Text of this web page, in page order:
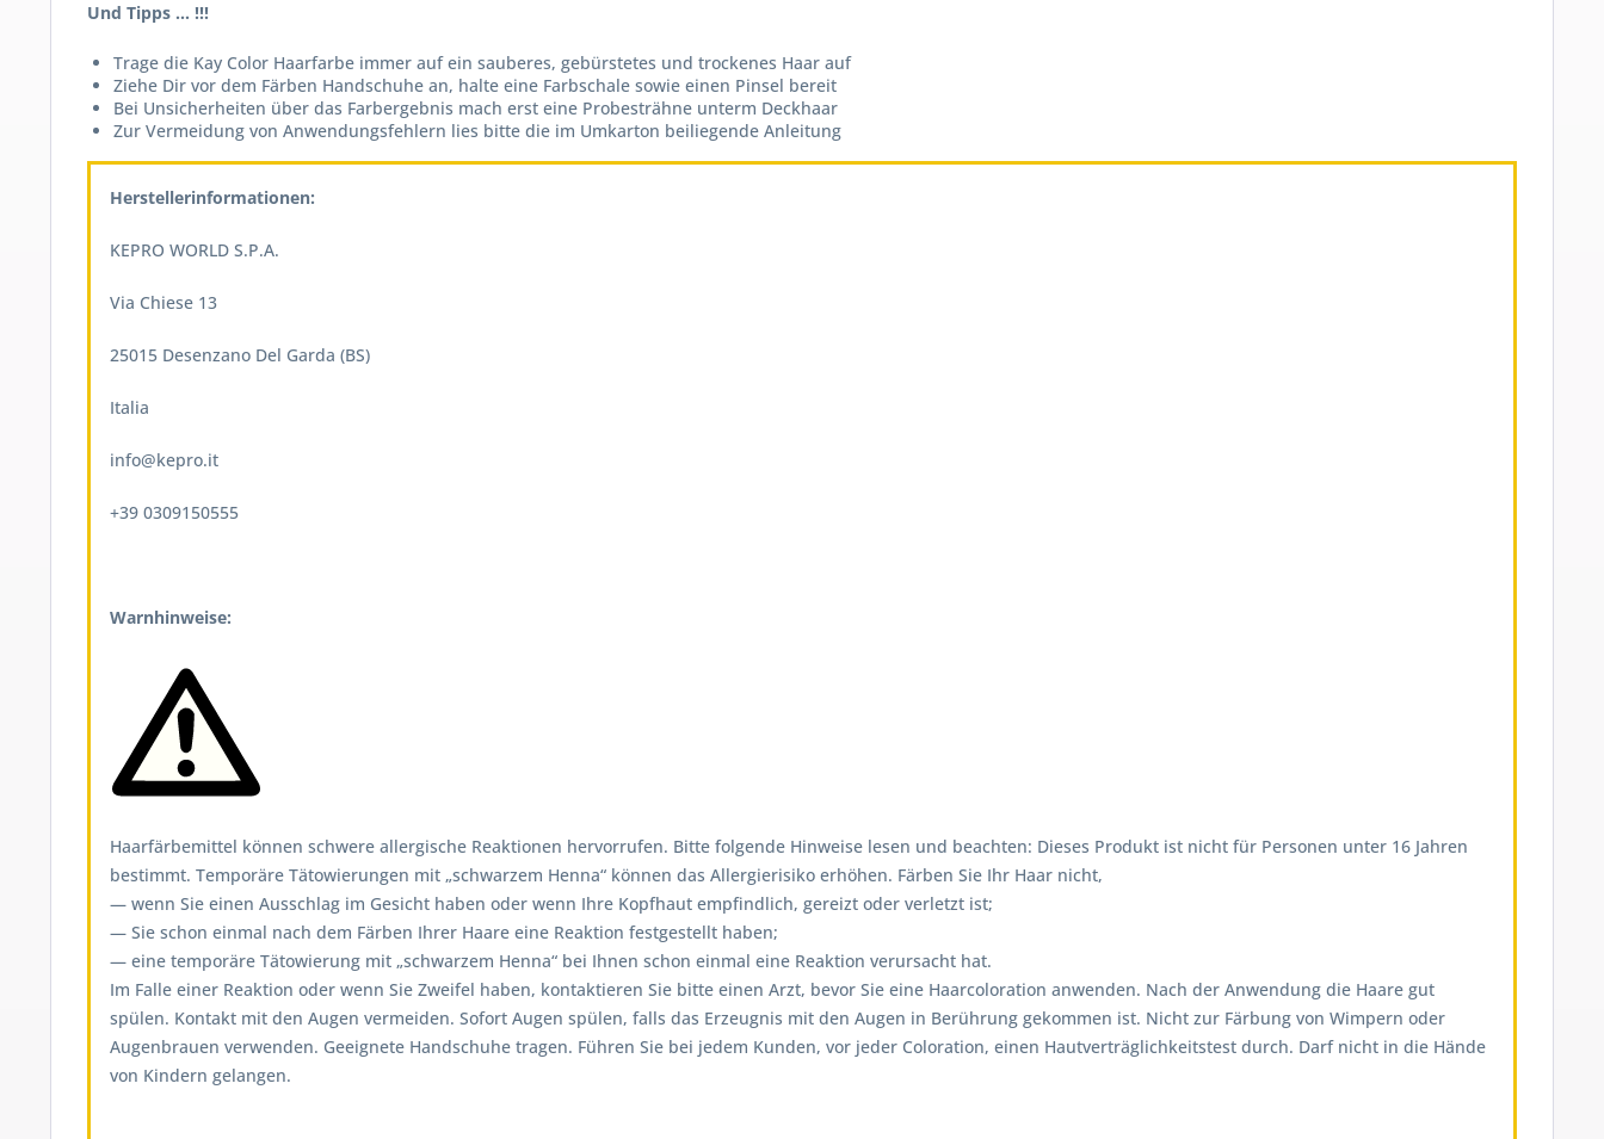
Und Tipps ... !!!
Trage die Kay Color Haarfarbe immer auf ein sauberes, gebürstetes und trockenes Haar auf
Ziehe Dir vor dem Färben Handschuhe an, halte eine Farbschale sowie einen Pinsel bereit
Bei Unsicherheiten über das Farbergebnis mach erst eine Probesträhne unterm Deckhaar
Zur Vermeidung von Anwendungsfehlern lies bitte die im Umkarton beiliegende Anleitung
Herstellerinformationen:
KEPRO WORLD S.P.A.
Via Chiese 13
25015 Desenzano Del Garda (BS)
Italia
info@kepro.it
+39 0309150555
Warnhinweise:
Haarfärbemittel können schwere allergische Reaktionen hervorrufen. Bitte folgende Hinweise lesen und beachten: Dieses Produkt ist nicht für Personen unter 16 Jahren
bestimmt. Temporäre Tätowierungen mit „schwarzem Henna“ können das Allergierisiko erhöhen. Färben Sie Ihr Haar nicht,
— wenn Sie einen Ausschlag im Gesicht haben oder wenn Ihre Kopfhaut empfindlich, gereizt oder verletzt ist;
— Sie schon einmal nach dem Färben Ihrer Haare eine Reaktion festgestellt haben;
— eine temporäre Tätowierung mit „schwarzem Henna“ bei Ihnen schon einmal eine Reaktion verursacht hat.
Im Falle einer Reaktion oder wenn Sie Zweifel haben, kontaktieren Sie bitte einen Arzt, bevor Sie eine Haarcoloration anwenden. Nach der Anwendung die Haare gut
spülen. Kontakt mit den Augen vermeiden. Sofort Augen spülen, falls das Erzeugnis mit den Augen in Berührung gekommen ist. Nicht zur Färbung von Wimpern oder
Augenbrauen verwenden. Geeignete Handschuhe tragen. Führen Sie bei jedem Kunden, vor jeder Coloration, einen Hautverträglichkeitstest durch. Darf nicht in die Hände
von Kindern gelangen.